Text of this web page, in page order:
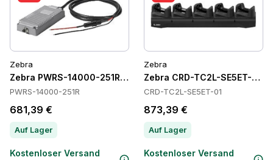
Zebra
Zebra PWRS-14000-251R Power Supply
PWRS-14000-251R
681,39 €
Auf Lager
Kostenloser Versand
Zebra
Zebra CRD-TC2L-SE5ET-01
CRD-TC2L-SE5ET-01
873,39 €
Auf Lager
Kostenloser Versand